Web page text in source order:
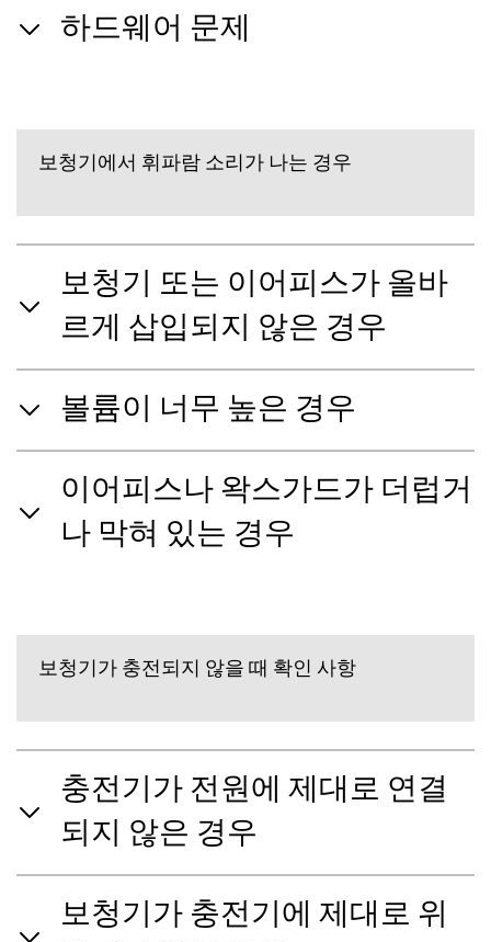
하드웨어 문제
보청기에서 휘파람 소리가 나는 경우
보청기 또는 이어피스가 올바
르게 삽입되지 않은 경우
볼륨이 너무 높은 경우
이어피스나 왁스가드가 더럽거
나 막혀 있는 경우
보청기가 충전되지 않을 때 확인 사항
충전기가 전원에 제대로 연결
되지 않은 경우
보청기가 충전기에 제대로 위